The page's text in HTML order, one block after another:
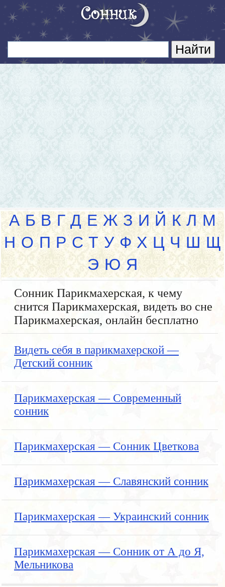
А Б В Г Д Е Ж З И Й К Л М
Н О П Р С Т У Ф Х Ц Ч Ш Щ
Э Ю Я
Сонник Парикмахерская, к чему
снится Парикмахерская, видеть во сне
Парикмахерская, онлайн бесплатно
Видеть себя в парикмахерской —
Детский сонник
Парикмахерская — Современный
сонник
Парикмахерская — Сонник Цветкова
Парикмахерская — Славянский сонник
Парикмахерская — Украинский сонник
Парикмахерская — Сонник от А до Я,
Мельникова